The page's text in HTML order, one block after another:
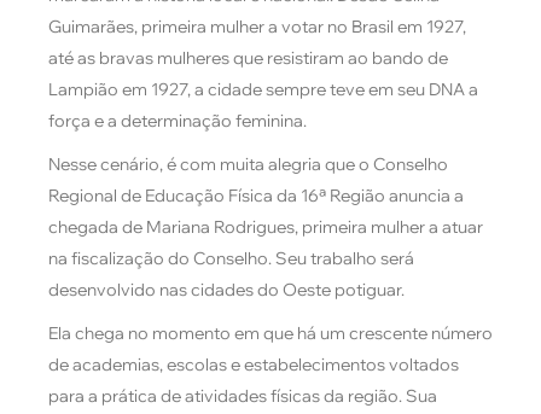
Guimarães, primeira mulher a votar no Brasil em 1927,
até as bravas mulheres que resistiram ao bando de
Lampião em 1927, a cidade sempre teve em seu DNA a
força e a determinação feminina.
Nesse cenário, é com muita alegria que o Conselho
Regional de Educação Física da 16ª Região anuncia a
chegada de Mariana Rodrigues, primeira mulher a atuar
na fiscalização do Conselho. Seu trabalho será
desenvolvido nas cidades do Oeste potiguar.
Ela chega no momento em que há um crescente número
de academias, escolas e estabelecimentos voltados
para a prática de atividades físicas da região. Sua